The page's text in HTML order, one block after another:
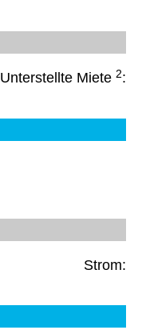
Unterstellte Miete 2:
Strom: